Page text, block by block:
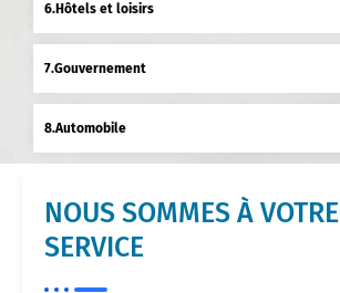
Hôtels et loisirs
Gouvernement
Automobile
NOUS SOMMES À VOTRE
SERVICE